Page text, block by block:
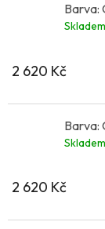
Barva:
Skladem
2 620 Kč
Barva:
Skladem
2 620 Kč